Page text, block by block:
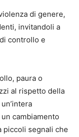
di genere,
invitandoli a
controllo e
paura o
al rispetto della
cambiamento
piccoli segnali che